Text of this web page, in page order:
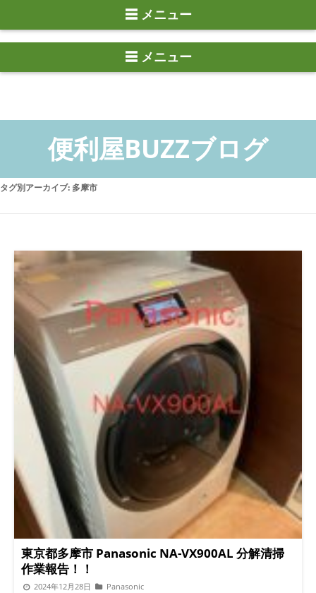
☰ メニュー
タグ別アーカイブ: 多摩市
東京都多摩市 Panasonic NA-VX900AL 分解清掃
作業報告！！
2024年12月28日 Panasonic